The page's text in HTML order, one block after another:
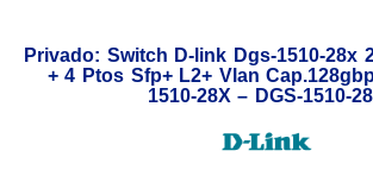
Privado: Switch D-link Dgs-1510-28x
+ 4 Ptos Sfp+ L2+ Vlan
1510-28X – DGS-1510-